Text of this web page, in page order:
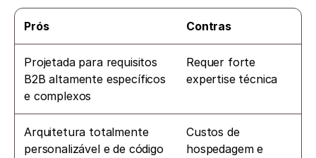
Prós Contras
Projetada para requisitos
B2B altamente específicos
e complexos
Requer forte
expertise técnica
Arquitetura totalmente
personalizável e de código
Custos de
hospedagem e